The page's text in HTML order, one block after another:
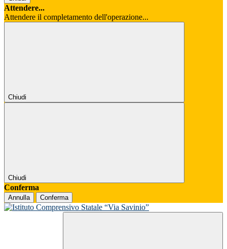
Attendere...
Attendere il completamento dell'operazione...
Chiudi
Chiudi
Conferma
Annulla Conferma